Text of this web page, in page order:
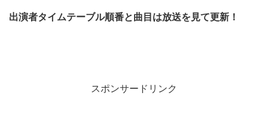
出演者タイムテーブル順番と曲目は放送を見て更新！
スポンサードリンク